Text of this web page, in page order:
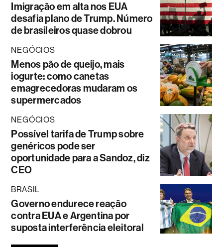
Imigração em alta nos EUA
desafia plano de Trump. Número
de brasileiros quase dobrou
NEGÓCIOS
Menos pão de queijo, mais
iogurte: como canetas
emagrecedoras mudaram os
supermercados
NEGÓCIOS
Possível tarifa de Trump sobre
genéricos pode ser
oportunidade para a Sandoz, diz
CEO
BRASIL
Governo endurece reação
contra EUA e Argentina por
suposta interferência eleitoral